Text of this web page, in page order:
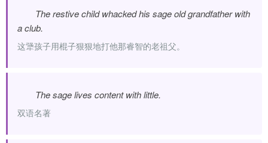
The restive child whacked his sage old grandfather with
a club.
这犟孩子用棍子狠狠地打他那睿智的老祖父。
The sage lives content with little.
双语名著